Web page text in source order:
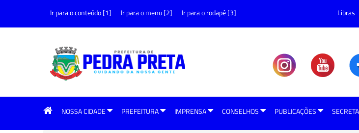
Ir para o conteúdo [1] Ir para o menu [2] Ir para o rodapé [3] Libras
NOSSA CIDADE PREFEITURA IMPRENSA CONSELHOS PUBLICAÇÕES